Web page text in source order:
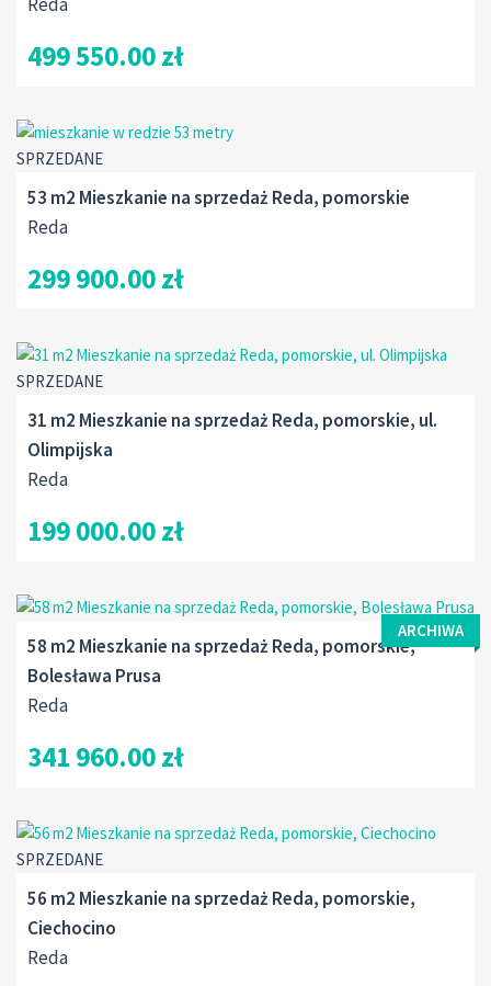
499 550.00 zł
SPRZEDANE
53 m2 Mieszkanie na sprzedaż Reda, pomorskie
Reda
299 900.00 zł
SPRZEDANE
31 m2 Mieszkanie na sprzedaż Reda, pomorskie, ul.
Olimpijska
Reda
199 000.00 zł
ARCHIWA
58 m2 Mieszkanie na sprzedaż Reda, pomorskie,
Bolesława Prusa
Reda
341 960.00 zł
SPRZEDANE
56 m2 Mieszkanie na sprzedaż Reda, pomorskie,
Ciechocino
Reda